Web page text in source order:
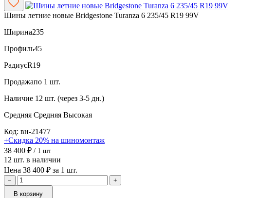
Шины летние новые Bridgestone Turanza 6 235/45 R19 99V
Ширина235
Профиль45
РадиусR19
Продажапо 1 шт.
Наличие 12 шт. (через 3-5 дн.)
Средняя Средняя Высокая
Код: вн-21477
+Скидка 20% на шиномонтаж
38 400 ₽ / 1 шт
12 шт. в наличии
Цена 38 400 ₽ за 1 шт.
−
+
В корзину